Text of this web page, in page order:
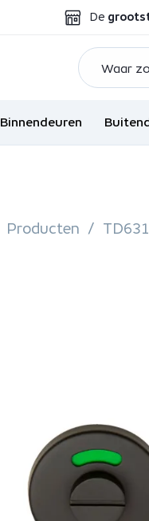
De
Binnendeuren
Producten TD631